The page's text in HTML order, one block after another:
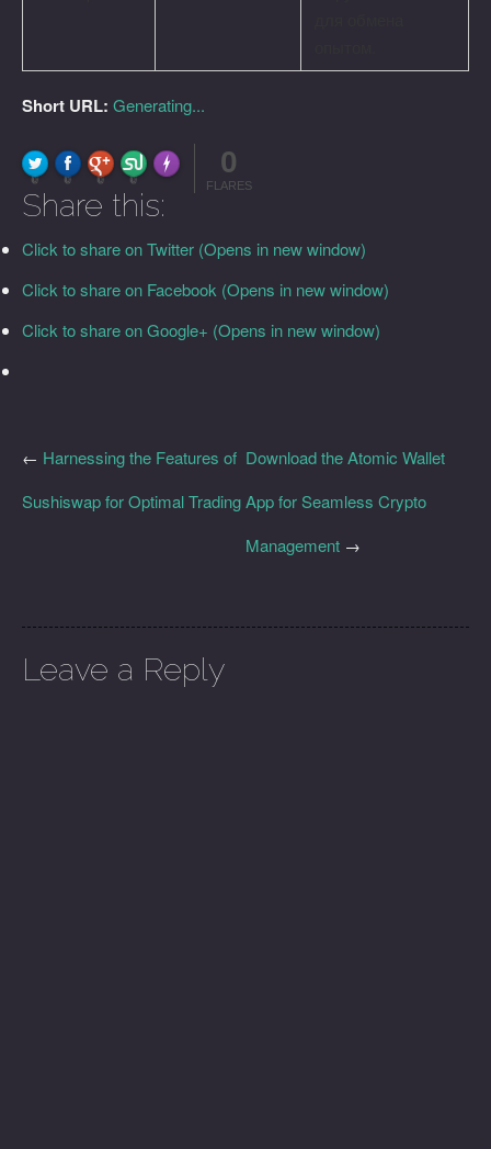
Short URL: Generating...
0 0 0 0
Made with FLARE
0
FLARES
Share this:
Click to share on Twitter (Opens in new window)
Click to share on Facebook (Opens in new window)
Click to share on Google+ (Opens in new window)
Download the Atomic Wallet
App for Seamless Crypto
Management →
← Harnessing the Features of
Sushiswap for Optimal Trading
Leave a Reply